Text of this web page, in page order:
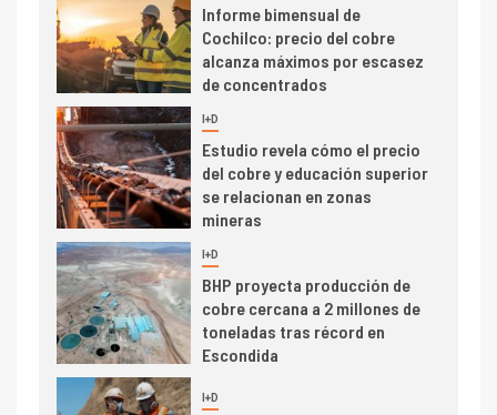
Informe bimensual de
Cochilco: precio del cobre
alcanza máximos por escasez
de concentrados
5 I+D
Estudio revela cómo el precio
del cobre y educación superior
se relacionan en zonas
mineras
6 I+D
BHP proyecta producción de
cobre cercana a 2 millones de
toneladas tras récord en
Escondida
I+D